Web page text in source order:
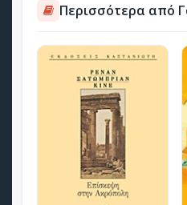
Περισσότερα από